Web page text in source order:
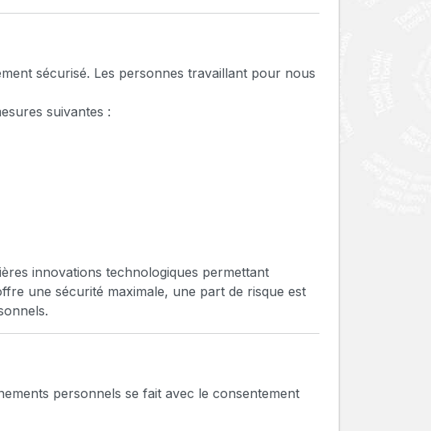
sécurisé. Les personnes travaillant pour nous
suivantes :
innovations technologiques permettant
une sécurité maximale, une part de risque est
personnels se fait avec le consentement